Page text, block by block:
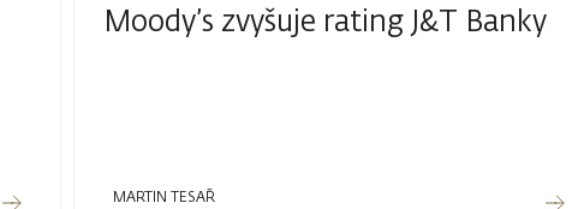
Moody’s zvyšuje rating J&T Banky
MARTIN TESAŘ